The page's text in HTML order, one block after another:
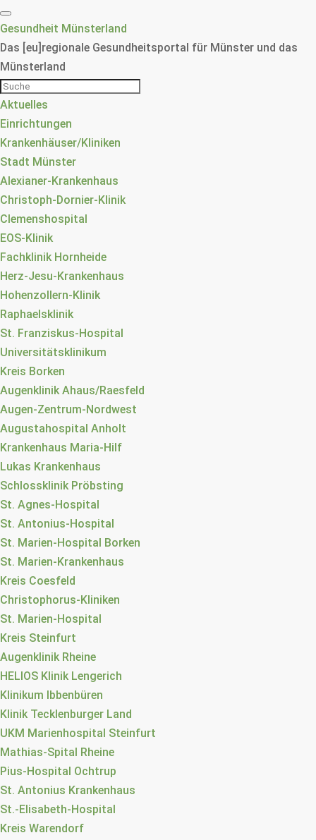
Gesundheit Münsterland
Das [eu]regionale Gesundheitsportal für Münster und das
Münsterland
Aktuelles
Einrichtungen
Krankenhäuser/Kliniken
Stadt Münster
Alexianer-Krankenhaus
Christoph-Dornier-Klinik
Clemenshospital
EOS-Klinik
Fachklinik Hornheide
Herz-Jesu-Krankenhaus
Hohenzollern-Klinik
Raphaelsklinik
St. Franziskus-Hospital
Universitätsklinikum
Kreis Borken
Augenklinik Ahaus/Raesfeld
Augen-Zentrum-Nordwest
Augustahospital Anholt
Krankenhaus Maria-Hilf
Lukas Krankenhaus
Schlossklinik Pröbsting
St. Agnes-Hospital
St. Antonius-Hospital
St. Marien-Hospital Borken
St. Marien-Krankenhaus
Kreis Coesfeld
Christophorus-Kliniken
St. Marien-Hospital
Kreis Steinfurt
Augenklinik Rheine
HELIOS Klinik Lengerich
Klinikum Ibbenbüren
Klinik Tecklenburger Land
UKM Marienhospital Steinfurt
Mathias-Spital Rheine
Pius-Hospital Ochtrup
St. Antonius Krankenhaus
St.-Elisabeth-Hospital
Kreis Warendorf